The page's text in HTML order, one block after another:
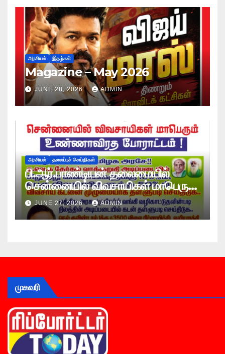
அரசியல் இதழ்கள்
Magazine – May 2026
JUNE 28, 2026 ADMIN
அரசியல் தலைப்புச் செய்திகள்
பி.ஆர்.பாண்டியன் தலைமையில்
சென்னையில் விவசாயிகள் மாபெரும்
உண்ணாவிரத போராட்டம் !
JUNE 27, 2026 ADMIN
முகவரி